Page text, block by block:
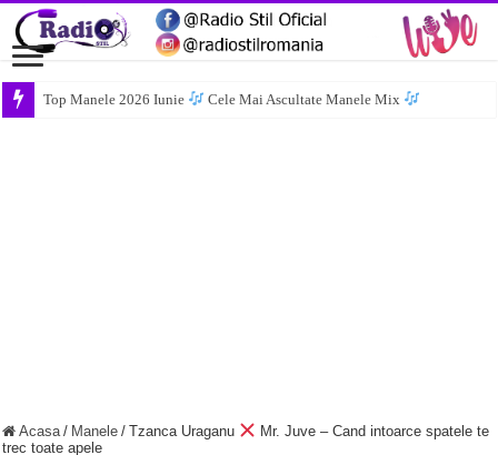
Top Manele 2026 Iunie Cele Mai Ascultate Manele Mix
Acasa / Manele / Tzanca Uraganu
Mr. Juve – Cand intoarce spatele te
trec toate apele